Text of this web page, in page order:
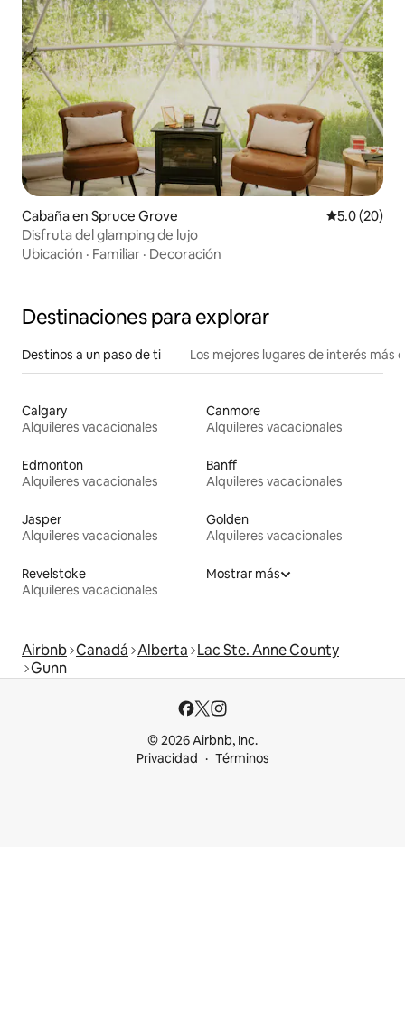
Cabaña en Spruce Grove Calificación
5.0 (20)
Disfruta del glamping de lujo
Ubicación · Familiar · Decoración
Destinaciones para explorar
Destinos a un paso de ti Los mejores lugares de interés más
Calgary
Alquileres vacacionales
Canmore
Alquileres vacacionales
Edmonton
Alquileres vacacionales
Banff
Alquileres vacacionales
Jasper
Alquileres vacacionales
Golden
Alquileres vacacionales
Revelstoke
Alquileres vacacionales
Mostrar más
Airbnb Canadá Alberta Lac Ste. Anne County
Gunn
© 2026 Airbnb, Inc.
Privacidad
Términos